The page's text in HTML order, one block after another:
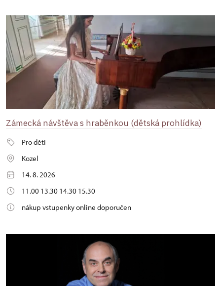
Zámecká návštěva s hraběnkou (dětská prohlídka)
Pro děti
Kozel
14. 8. 2026
11.00 13.30 14.30 15.30
nákup vstupenky online doporučen